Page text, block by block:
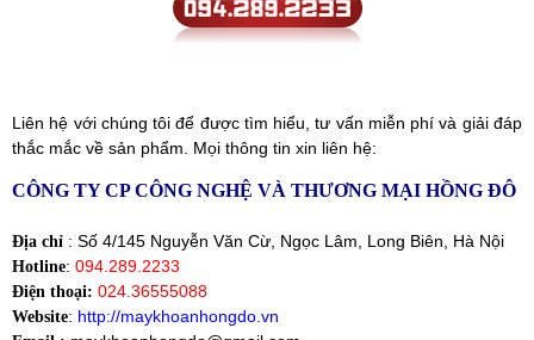
Liên hệ với chúng tôi để được tìm hiểu, tư vấn miễn phí và giải đáp
thắc mắc về sản phẩm. Mọi thông tin xin liên hệ:
CÔNG TY CP CÔNG NGHỆ VÀ THƯƠNG MẠI HỒNG ĐÔ
Địa chỉ : Số 4/145 Nguyễn Văn Cừ, Ngọc Lâm, Long Biên, Hà Nội
Hotline: 094.289.2233
Điện thoại: 024.36555088
Website: http://maykhoanhongdo.vn